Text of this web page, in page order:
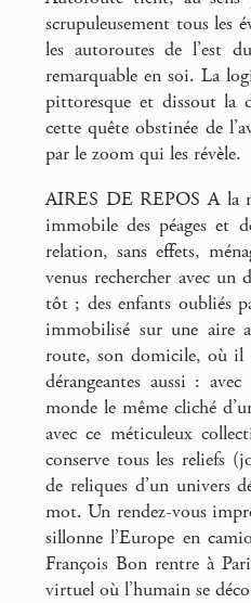
scrupuleusement tous les
les autoroutes de l’est
remarquable en soi. La
pittoresque et dissout la
cette quête obstinée de
par le zoom qui les révèle.
AIRES DE REPOS A la
immobile des péages et
relation, sans effets,
venus rechercher avec un
tôt ; des enfants oubliés
immobilisé sur une aire
route, son domicile, où il
dérangeantes aussi :
monde le même cliché
avec ce méticuleux
conserve tous les reliefs
de reliques d’un univers
mot. Un rendez-vous
sillonne l’Europe en
François Bon rentre à
virtuel où l’humain se